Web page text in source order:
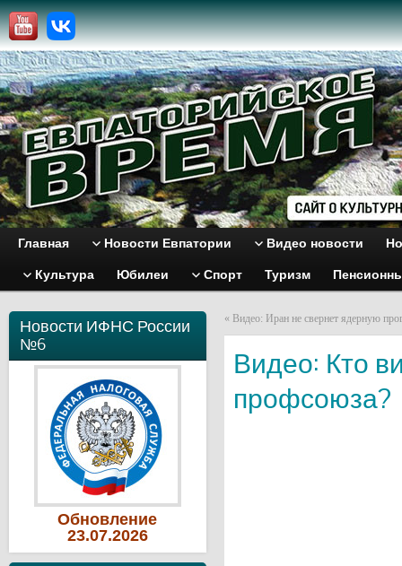
Главная Новости Евпатории Видео новости
Культура Юбилеи Спорт Туризм
Новости ИФНС России
№6
Обновление
23.07.2026
« Видео: Иран не свернет ядерную
Видео: Кто
профсоюза?